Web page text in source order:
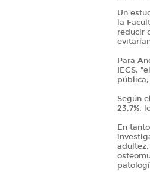
Un
la
reducir
Para
IECS,
Según
23,7%,
En
adultez,